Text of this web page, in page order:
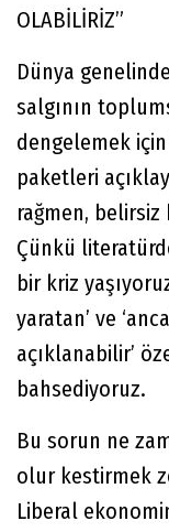
OLABİLİRİZ”
Dünya
salgının
dengelemek
paketleri
rağmen,
Çünkü
bir kriz
yaratan’ ve
açıklanabilir’
bahsediyoruz.
Bu sorun ne
olur kestirmek
Liberal